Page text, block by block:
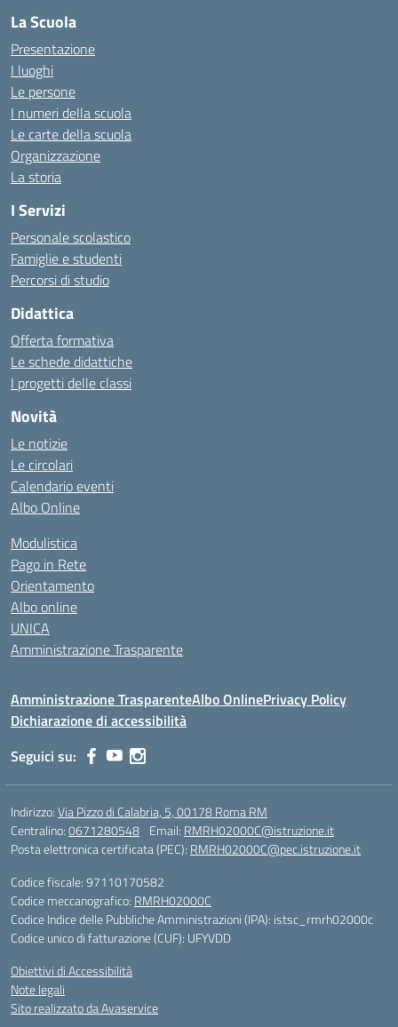
La Scuola
Presentazione
I luoghi
Le persone
I numeri della scuola
Le carte della scuola
Organizzazione
La storia
I Servizi
Personale scolastico
Famiglie e studenti
Percorsi di studio
Didattica
Offerta formativa
Le schede didattiche
I progetti delle classi
Novità
Le notizie
Le circolari
Calendario eventi
Albo Online
Modulistica
Pago in Rete
Orientamento
Albo online
UNICA
Amministrazione Trasparente
Amministrazione TrasparenteAlbo OnlinePrivacy Policy
Dichiarazione di accessibilità
Seguici su:
Indirizzo:Via Pizzo di Calabria, 5, 00178 Roma RM
Centralino:0671280548 Email: RMRH02000C@istruzione.it
Posta elettronica certificata (PEC): RMRH02000C@pec.istruzione.it
Codice fiscale: 97110170582
Codice meccanografico: RMRH02000C
Codice Indice delle Pubbliche Amministrazioni (IPA): istsc_rmrh02000c
Codice unico di fatturazione (CUF): UFYVDD
Obiettivi di Accessibilità
Note legali
Sito realizzato da Avaservice